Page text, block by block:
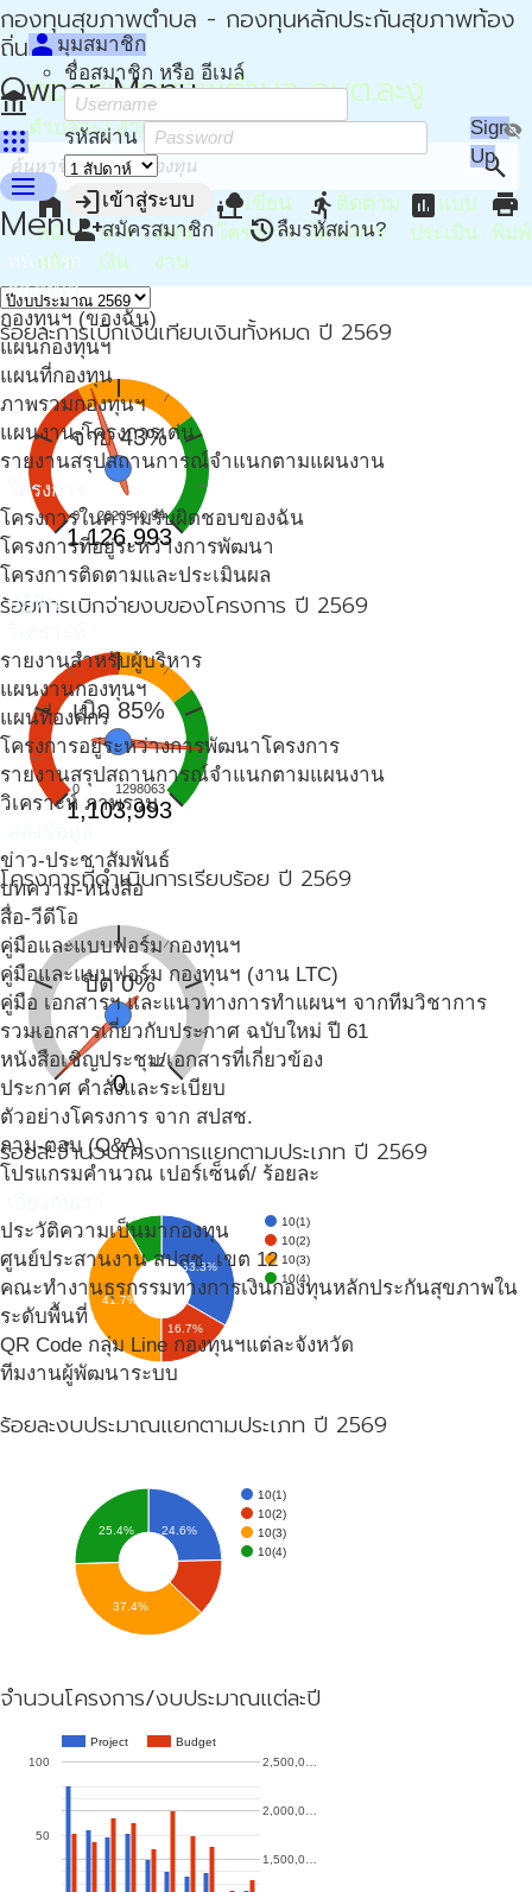
กองทุนสุขภาพตำบล - กองทุนหลักประกันสุขภาพท้อง
ถิ่น - กปท
Owner Menu
apps
person มุมสมาชิก
ชื่อสมาชิก หรือ อีเมล์
รหัสผ่าน visibility_off
loginเข้าสู่ระบบ
person_addสมัครสมาชิก restoreลืมรหัสผ่าน?
Sign
Up
menu
Menu
หน้าแรก
กองทุนฯ
กองทุนฯ (ของฉัน)
แผนกองทุนฯ
แผนที่กองทุน
ภาพรวมกองทุนฯ
แผนงาน-โครงการเด่น
รายงานสรุปสถานการณ์จำแนกตามแผนงาน
โครงการ
โครงการในความรับผิดชอบของฉัน
โครงการที่อยู่ระหว่างการพัฒนา
โครงการติดตามและประเมินผล
ปฎิทิน
รายงานสำหรับผู้บริหาร
แผนงานกองทุนฯ
แผนที่องค์กร
โครงการอยู่ระหว่างการพัฒนาโครงการ
รายงานสรุปสถานการณ์จำแนกตามแผนงาน
วิเคราะห์ ภาพรวม
ข่าว-ประชาสัมพันธ์
บทความ-หนังสือ
สื่อ-วีดีโอ
คู่มือและแบบฟอร์ม กองทุนฯ
คู่มือและแบบฟอร์ม กองทุนฯ (งาน LTC)
คู่มือ เอกสารฯ และแนวทางการทำแผนฯ จากทีมวิชาการ
รวมเอกสารเกี่ยวกับประกาศ ฉบับใหม่ ปี 61
หนังสือเชิญประชุม/เอกสารที่เกี่ยวข้อง
ประกาศ คำสั่งและระเบียบ
ตัวอย่างโครงการ จาก สปสช.
ถาม-ตอบ (Q&A)
โปรแกรมคำนวณ เปอร์เซ็นต์/ ร้อยละ
ประวัติความเป็นมากองทุน
ศูนย์ประสานงาน สปสช. เขต 12
คณะทำงานธุรกรรมทางการเงินกองทุนหลักประกันสุขภาพใน
ระดับพื้นที่
QR Code กลุ่ม Line กองทุนฯแต่ละจังหวัด
ทีมงานผู้พัฒนาระบบ
account_balanceกองทุนสุขภาพตำบล อบต.ละงู
ตำบลละงู อำเภอละงู จังหวัดสตูล
search
home
หน้า
หลัก
attach_money
การ
เงิน
device_hub
แผน
งาน
nature_peopleเขียน
โครงการ
directions_run ติดตาม
โครงการ
assessment แบบ
ประเมิน
print
พิมพ์
ร้อยละการเบิกเงินเทียบเงินทั้งหมด ปี 2569
จ่าย 43%
0 2620540.94
1,126,993
ร้อยการเบิกจ่ายงบของโครงการ ปี 2569
เบิก 85%
0 1298063
1,103,993
โครงการที่ดำเนินการเรียบร้อย ปี 2569
ปิด 0%
0 12
0
ร้อยละจำนวนโครงการแยกตามประเภท ปี 2569
10(1)
10(2)
10(3)
10(4)
33.3%
41.7%
16.7%
ร้อยละงบประมาณแยกตามประเภท ปี 2569
10(1)
10(2)
10(3)
10(4)
24.6%
25.4%
37.4%
จำนวนโครงการ/งบประมาณแต่ละปี
Project Budget
50
100
1,500,0…
2,000,0…
2,500,0…